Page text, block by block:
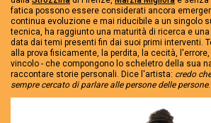
fatica possono essere considerati ancora
continua evoluzione e mai riducibile a un singolo
tecnica, ha raggiunto una maturità di ricerca e
data dai temi presenti fin dai suoi primi interventi.
alla prova fisicamente, la perdita, la cecità,
vincolo - che compongono lo scheletro della sua
raccontare storie personali. Dice l'artista: credo
sempre cercato di parlare alle persone delle persone.